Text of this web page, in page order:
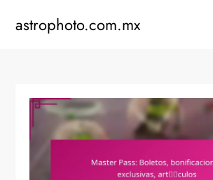
astrophoto.com.mx